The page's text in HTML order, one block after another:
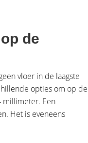
de
vloer in de laagste
opties om op de
millimeter. Een
Het is eveneens